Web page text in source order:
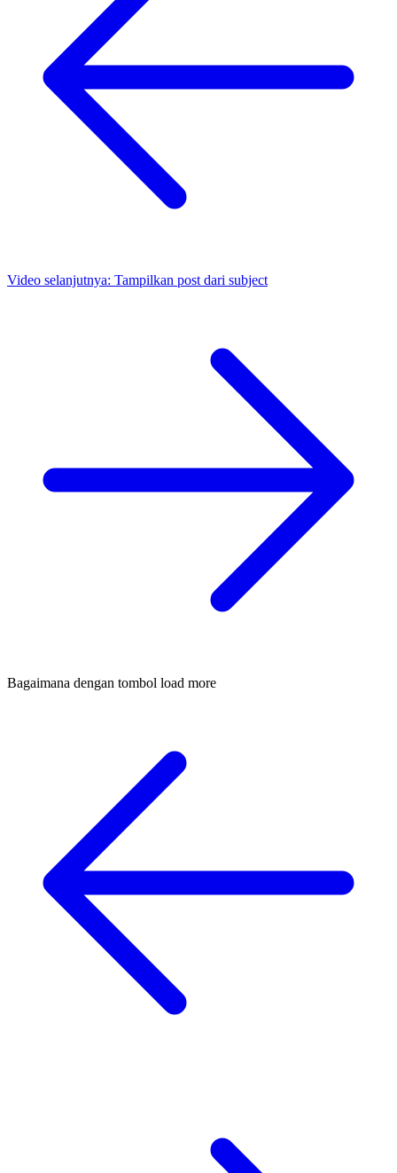
Video selanjutnya: Tampilkan post dari subject
Bagaimana dengan tombol load more